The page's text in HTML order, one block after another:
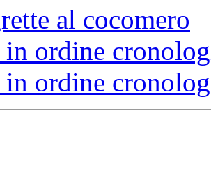
al cocomero
ordine
ordine